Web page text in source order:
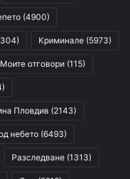
(4900)
Криминале (5973)
Моите отговори (115)
Пловдив (2143)
небето (6493)
Разследване (1313)